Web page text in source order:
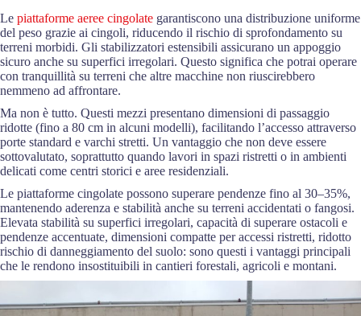
Le piattaforme aeree cingolate garantiscono una distribuzione uniforme
del peso grazie ai cingoli, riducendo il rischio di sprofondamento su
terreni morbidi. Gli stabilizzatori estensibili assicurano un appoggio
sicuro anche su superfici irregolari. Questo significa che potrai operare
con tranquillità su terreni che altre macchine non riuscirebbero
nemmeno ad affrontare.
Ma non è tutto. Questi mezzi presentano dimensioni di passaggio
ridotte (fino a 80 cm in alcuni modelli), facilitando l’accesso attraverso
porte standard e varchi stretti. Un vantaggio che non deve essere
sottovalutato, soprattutto quando lavori in spazi ristretti o in ambienti
delicati come centri storici e aree residenziali.
Le piattaforme cingolate possono superare pendenze fino al 30–35%,
mantenendo aderenza e stabilità anche su terreni accidentati o fangosi.
Elevata stabilità su superfici irregolari, capacità di superare ostacoli e
pendenze accentuate, dimensioni compatte per accessi ristretti, ridotto
rischio di danneggiamento del suolo: sono questi i vantaggi principali
che le rendono insostituibili in cantieri forestali, agricoli e montani.